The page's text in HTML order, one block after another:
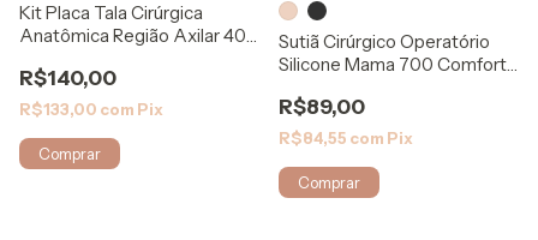
Kit Placa Tala Cirúrgica
Anatômica Região Axilar 401
R$140,00
R$133,00 com Pix
Comprar
Sutiã Cirúrgico Operatório
Silicone Mama 700 Comfort
R$89,00
R$84,55 com Pix
Comprar